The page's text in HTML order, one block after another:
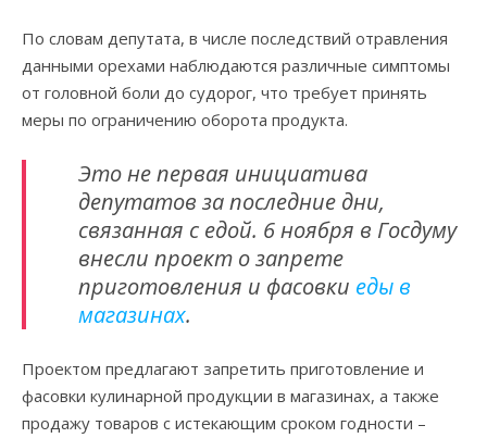
По словам депутата, в числе последствий отравления
данными орехами наблюдаются различные симптомы
от головной боли до судорог, что требует принять
меры по ограничению оборота продукта.
Это не первая инициатива
депутатов за последние дни,
связанная с едой. 6 ноября в Госдуму
внесли проект о запрете
приготовления и фасовки еды в
магазинах.
Проектом предлагают запретить приготовление и
фасовки кулинарной продукции в магазинах, а также
продажу товаров с истекающим сроком годности –